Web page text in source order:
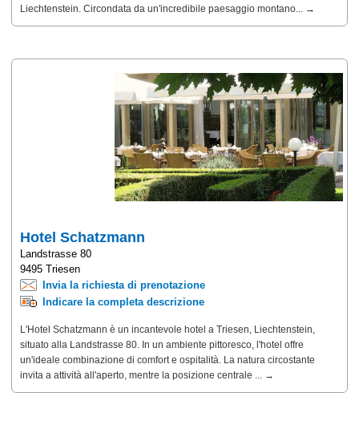
Liechtenstein. Circondata da un'incredibile paesaggio montano... →
Hotel Schatzmann
Landstrasse 80
9495 Triesen
Invia la richiesta di prenotazione
Indicare la completa descrizione
L'Hotel Schatzmann è un incantevole hotel a Triesen, Liechtenstein,
situato alla Landstrasse 80. In un ambiente pittoresco, l'hotel offre
un'ideale combinazione di comfort e ospitalità. La natura circostante
invita a attività all'aperto, mentre la posizione centrale ... →